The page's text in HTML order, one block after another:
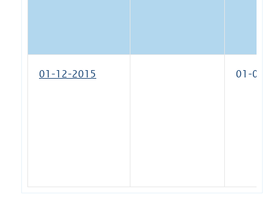
01-12-2015 01-01-